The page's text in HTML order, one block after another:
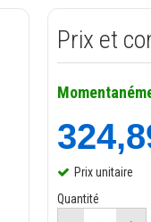
Prix et
Prix unitaire
Quantité